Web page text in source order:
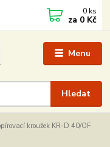
Menu
Hledat
0 ks
za 0 Kč
kroužek KR-D 40/OF